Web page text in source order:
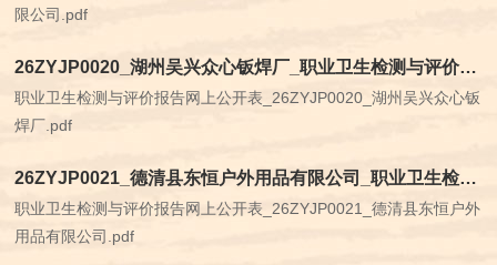
限公司.pdf
26ZYJP0020_湖州吴兴众心钣焊厂_职业卫生检测与评价报告网上公开表
职业卫生检测与评价报告网上公开表_26ZYJP0020_湖州吴兴众心钣
焊厂.pdf
26ZYJP0021_德清县东恒户外用品有限公司_职业卫生检测与评价报告网上公开表
职业卫生检测与评价报告网上公开表_26ZYJP0021_德清县东恒户外
用品有限公司.pdf